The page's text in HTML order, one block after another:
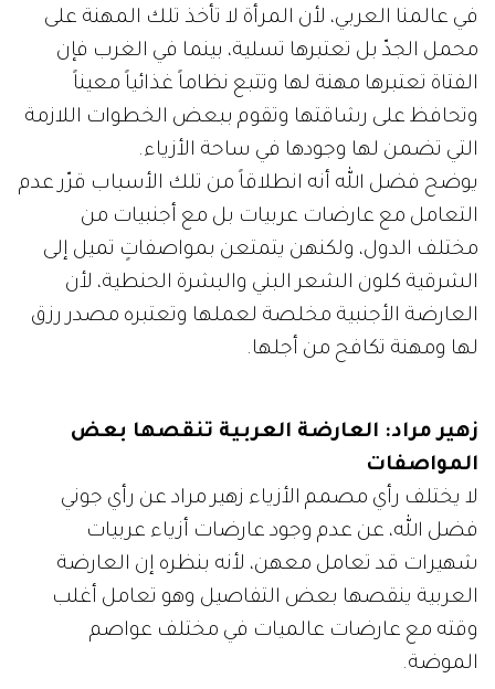
في عالمنا العربي، لأن المرأة لا تأخذ تلك المهنة على
محمل الجدّ بل تعتبرها تسلية، بينما في الغرب فإن
الفتاة تعتبرها مهنة لها وتتبع نظاماً غذائياً معيناً
وتحافظ على رشاقتها وتقوم ببعض الخطوات اللازمة
التي تضمن لها وجودها في ساحة الأزياء.
يوضح فضل الله أنه انطلاقاً من تلك الأسباب قرّر عدم
التعامل مع عارضات عربيات بل مع أجنبيات من
مختلف الدول، ولكنهن يتمتعن بمواصفاتٍ تميل إلى
الشرقية كلون الشعر البني والبشرة الحنطية، لأن
العارضة الأجنبية مخلصة لعملها وتعتبره مصدر رزق
لها ومهنة تكافح من أجلها.
زهير مراد: العارضة العربية تنقصها بعض
المواصفات
لا يختلف رأي مصمم الأزياء زهير مراد عن رأي جوني
فضل الله، عن عدم وجود عارضات أزياء عربيات
شهيرات قد تعامل معهن، لأنه بنظره إن العارضة
العربية ينقصها بعض التفاصيل وهو تعامل أغلب
وقته مع عارضات عالميات في مختلف عواصم
الموضة.